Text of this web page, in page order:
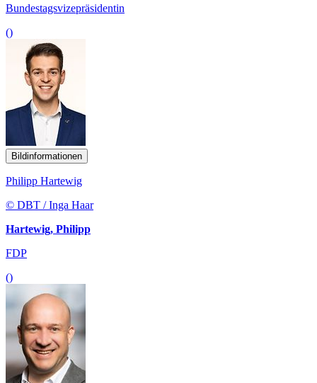
Bundestagsvizepräsidentin
()
Bildinformationen
Philipp Hartewig
© DBT / Inga Haar
Hartewig, Philipp
FDP
()